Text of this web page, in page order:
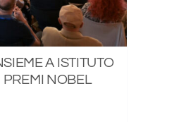
A ISTITUTO
PREMI NOBEL